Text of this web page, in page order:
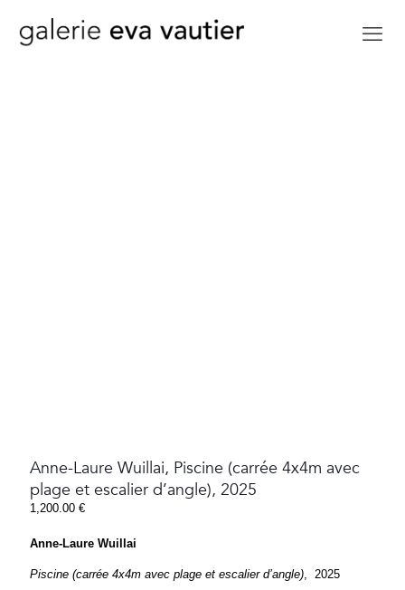
Anne-Laure Wuillai, Piscine (carrée 4x4m avec
plage et escalier d’angle), 2025
1,200.00 €
Anne-Laure Wuillai
Piscine (carrée 4x4m avec plage et escalier d’angle) 2025